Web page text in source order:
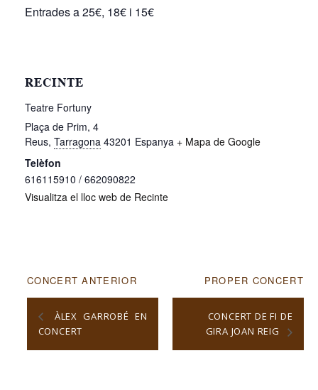
Entrades a 25€, 18€ i 15€
RECINTE
Teatre Fortuny
Plaça de Prim, 4
Reus, Tarragona 43201 Espanya + Mapa de Google
Telèfon
616115910 / 662090822
Visualitza el lloc web de Recinte
CONCERT ANTERIOR
ÀLEX GARROBÉ EN
CONCERT
PROPER CONCERT
CONCERT DE FI DE
GIRA JOAN REIG